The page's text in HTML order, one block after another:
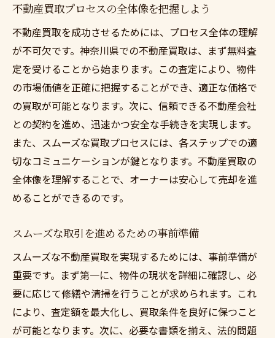
不動産買取プロセスの全体像を把握しよう
不動産買取を成功させるためには、プロセス全体の理解
が不可欠です。神奈川県での不動産買取は、まず無料査
定を受けることから始まります。この査定により、物件
の市場価値を正確に把握することができ、適正な価格で
の買取が可能となります。次に、信頼できる不動産会社
との契約を進め、迅速かつ安全な手続きを実現します。
また、スムーズな買取プロセスには、各ステップでの適
切なコミュニケーションが鍵となります。不動産買取の
全体像を理解することで、オーナーは安心して売却を進
めることができるのです。
スムーズな取引を進めるための事前準備
スムーズな不動産買取を実現するためには、事前準備が
重要です。まず第一に、物件の現状を詳細に確認し、必
要に応じて修繕や清掃を行うことが求められます。これ
により、査定額を最大化し、買取条件を良好に保つこと
が可能となります。次に、必要な書類を揃え、法的問題